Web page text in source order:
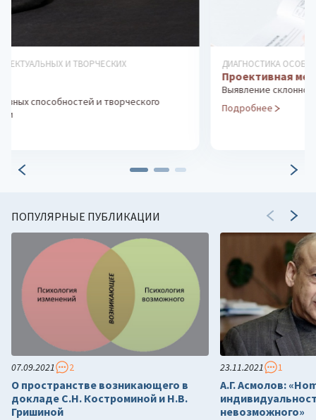
ДИАГНОСТИКА ОСОБЕННОСТЕЙ ЛИЧНОСТИ
Выявление склонности к деструктивному поведению
Подробнее
ПОПУЛЯРНЫЕ ПУБЛИКАЦИИ
07.09.2021 2
О пространстве возникающего в
докладе С.Н. Костроминой и Н.В.
Гришиной
23.11.2021 1
А.Г. Асмолов:
невозможного»